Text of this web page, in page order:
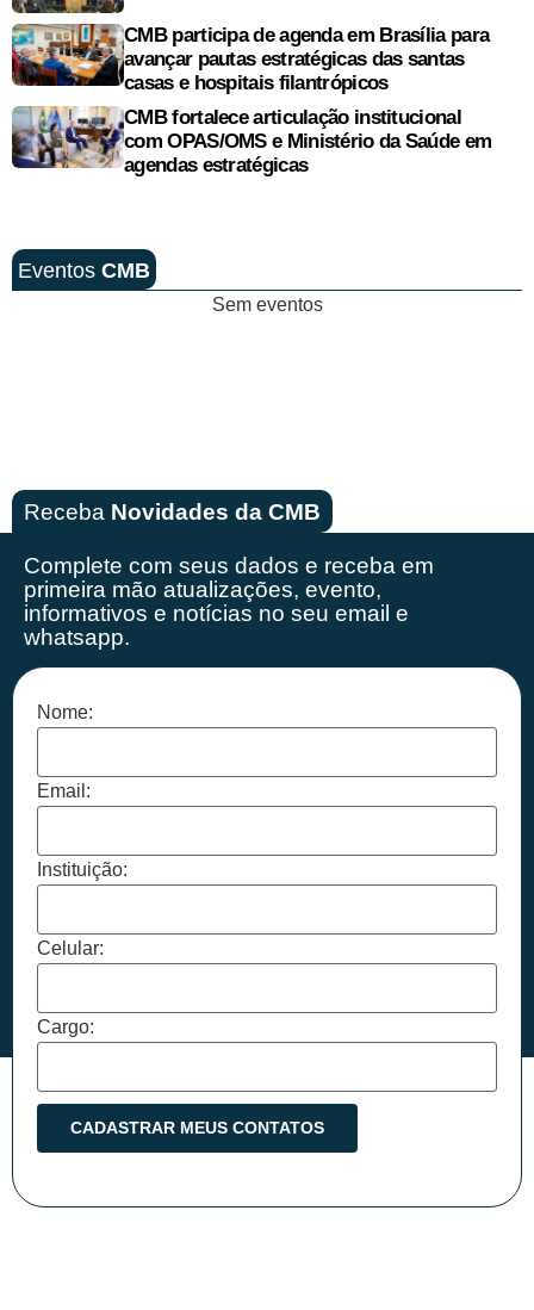
CMB participa de agenda em Brasília para
avançar pautas estratégicas das santas
casas e hospitais filantrópicos
CMB fortalece articulação institucional
com OPAS/OMS e Ministério da Saúde em
agendas estratégicas
Eventos CMB
Sem eventos
Receba Novidades da CMB
Complete com seus dados e receba em
primeira mão atualizações, evento,
informativos e notícias no seu email e
whatsapp.
Nome:
Email:
Instituição:
Celular:
Cargo: